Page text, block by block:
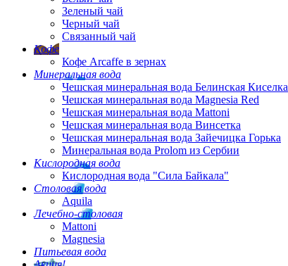
Зеленый чай
Черный чай
Связанный чай
Кофе
Кофе Arcaffe в зернах
Минеральная вода
Чешская минеральная вода Белинская Киселка
Чешская минеральная вода Magnesia Red
Чешская минеральная вода Mattoni
Чешская минеральная вода Винсетка
Чешская минеральная вода Зайечицка Горька
Минеральная вода Prolom из Сербии
Кислородная вода
Кислородная вода "Сила Байкала"
Столовая вода
Aquila
Лечебно-столовая
Mattoni
Magnesia
Питьевая вода